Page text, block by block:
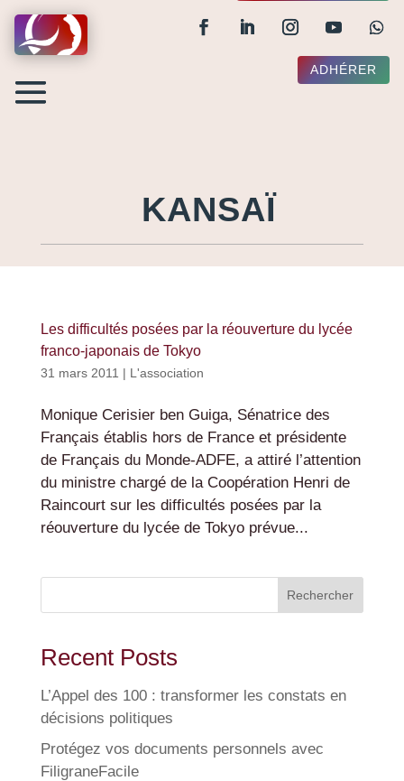
ADHÉRER
KANSAÏ
Les difficultés posées par la réouverture du lycée
franco-japonais de Tokyo
31 mars 2011 | L'association
Monique Cerisier ben Guiga, Sénatrice des
Français établis hors de France et présidente
de Français du Monde-ADFE, a attiré l’attention
du ministre chargé de la Coopération Henri de
Raincourt sur les difficultés posées par la
réouverture du lycée de Tokyo prévue...
Rechercher
Recent Posts
L’Appel des 100 : transformer les constats en
décisions politiques
Protégez vos documents personnels avec
FiligraneFacile